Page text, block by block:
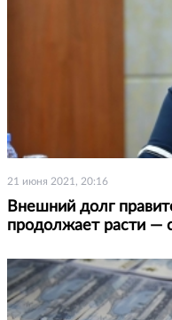
21 июня 2021, 20:16
Внешний долг
продолжает расти —